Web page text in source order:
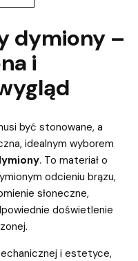
dymiony –
i
być stonowane, a
idealnym wyborem
. To materiał o
odcieniu brązu,
słoneczne,
doświetlenie
i estetyce,